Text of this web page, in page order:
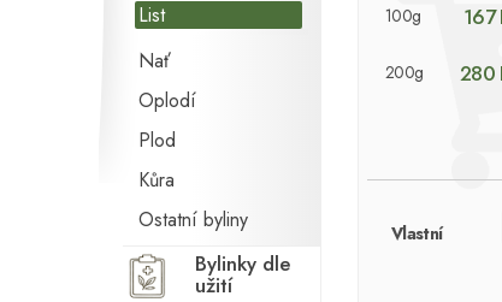
List
Nať
Oplodí
Plod
Kůra
Ostatní byliny
Bylinky dle
užití
100g 167
200g 280
Vlastní